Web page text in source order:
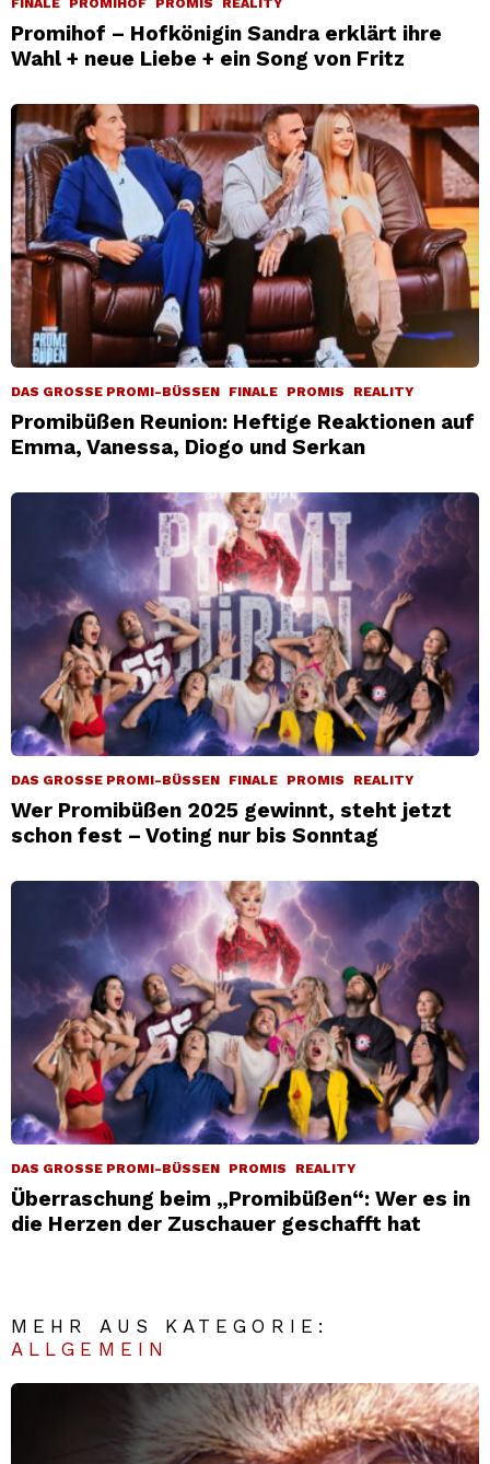
Promihof – Hofkönigin Sandra erklärt ihre
Wahl + neue Liebe + ein Song von Fritz
DAS GROSSE PROMI-BÜSSEN FINALE PROMIS REALITY
Promibüßen Reunion: Heftige Reaktionen auf
Emma, Vanessa, Diogo und Serkan
DAS GROSSE PROMI-BÜSSEN FINALE PROMIS REALITY
Wer Promibüßen 2025 gewinnt, steht jetzt
schon fest – Voting nur bis Sonntag
DAS GROSSE PROMI-BÜSSEN PROMIS REALITY
Überraschung beim „Promibüßen“: Wer es in
die Herzen der Zuschauer geschafft hat
MEHR AUS KATEGORIE:
ALLGEMEIN